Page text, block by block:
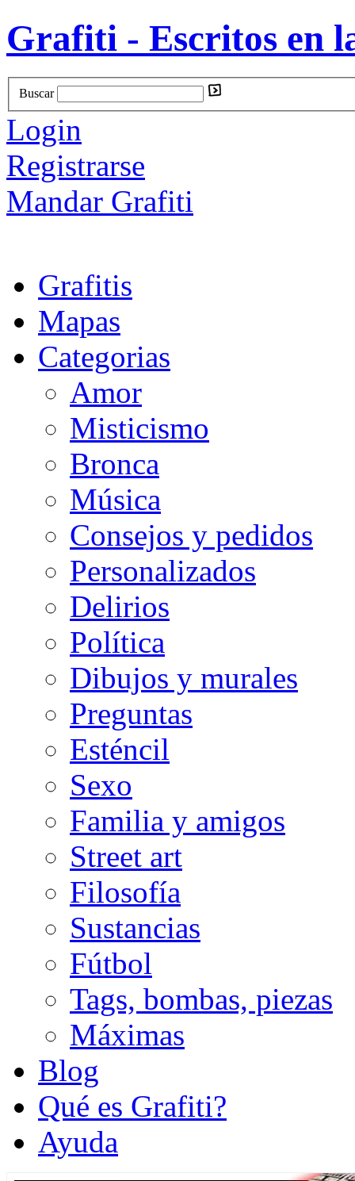
Grafiti - Escritos en
Buscar
Login
Registrarse
Mandar Grafiti
Grafitis
Mapas
Categorias
Amor
Misticismo
Bronca
Música
Consejos y pedidos
Personalizados
Delirios
Política
Dibujos y murales
Preguntas
Esténcil
Sexo
Familia y amigos
Street art
Filosofía
Sustancias
Fútbol
Tags, bombas, piezas
Máximas
Blog
Qué es Grafiti?
Ayuda